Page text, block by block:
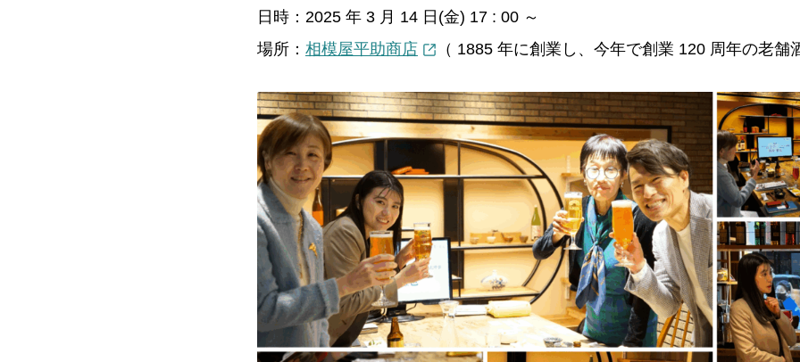
日時：2025 年 3 月 14 日(金) 17 : 00 ～
場所： 相模屋平助商店 （ 1885 年に創業し、今年で創業 120 周年の老舗